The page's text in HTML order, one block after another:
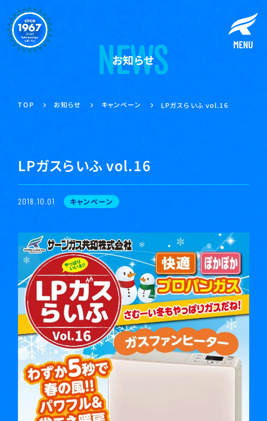
お知らせ
TOP お知らせ キャンペーン LPガスらいふ vol.16
LPガスらいふ vol.16
キャンペーン
2018.10.01